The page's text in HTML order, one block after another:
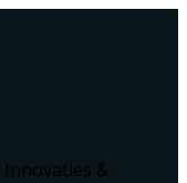
Innovaties &